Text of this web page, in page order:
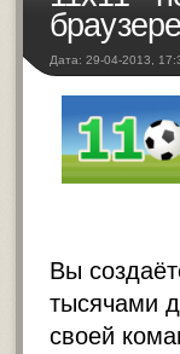
браузере
Дата: 29-04-2013,
Вы
тысячами
своей